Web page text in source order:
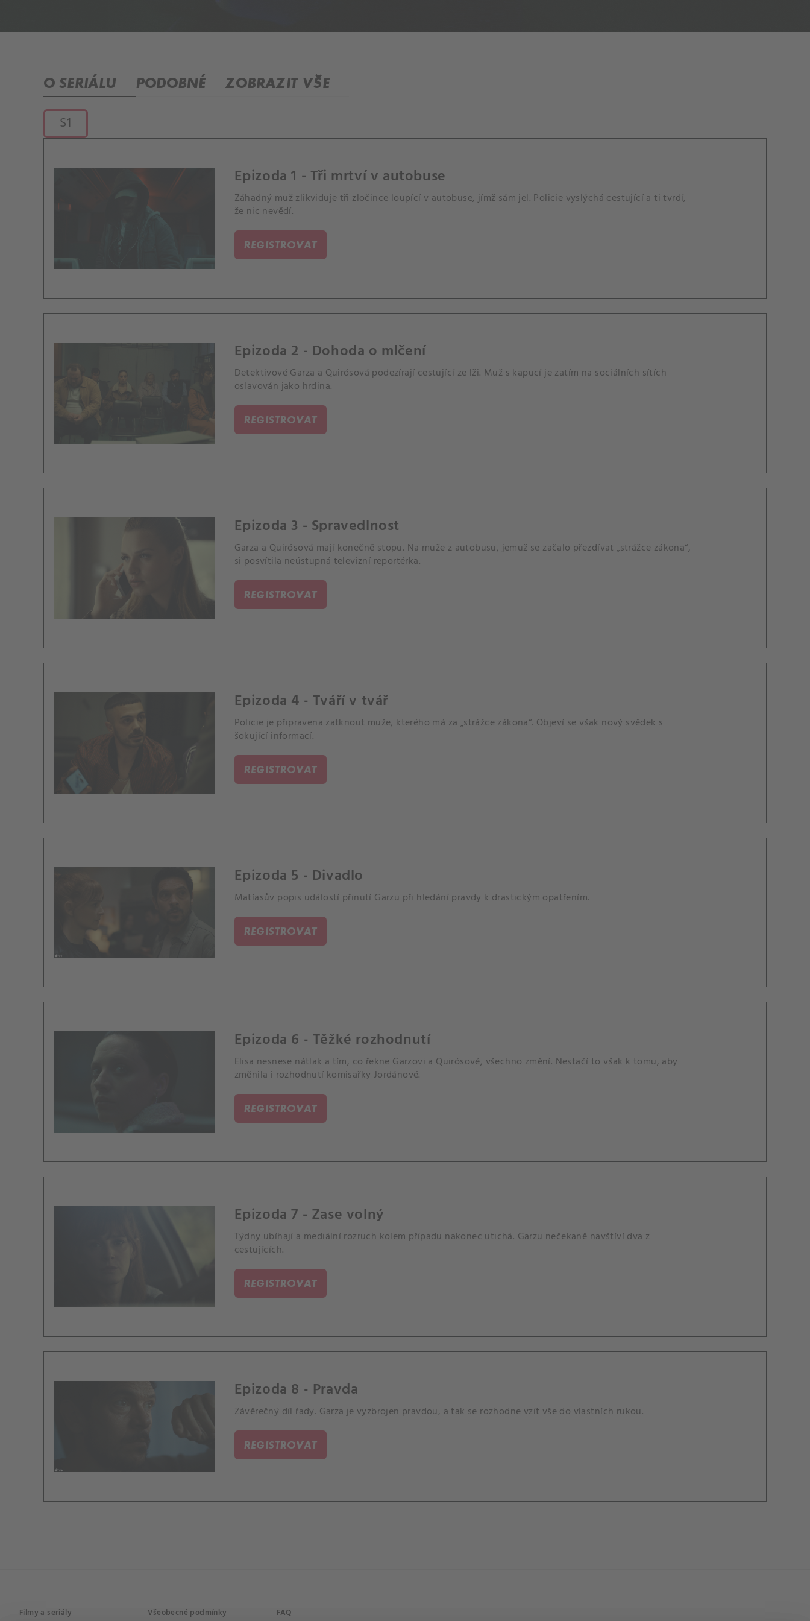
O SERIÁLU PODOBNÉ ZOBRAZIT VŠE
S1
Epizoda 1 - Tři mrtví v autobuse
Záhadný muž zlikviduje tři zločince loupící v autobuse, jímž sám jel. Policie vyslýchá cestující a ti tvrdí,
že nic nevědí.
REGISTROVAT
Epizoda 2 - Dohoda o mlčení
Detektivové Garza a Quirósová podezírají cestující ze lži. Muž s kapucí je zatím na sociálních sítích
oslavován jako hrdina.
REGISTROVAT
Epizoda 3 - Spravedlnost
Garza a Quirósová mají konečně stopu. Na muže z autobusu, jemuž se začalo přezdívat „strážce zákona“,
si posvítila neústupná televizní reportérka.
REGISTROVAT
Epizoda 4 - Tváří v tvář
Policie je připravena zatknout muže, kterého má za „strážce zákona“. Objeví se však nový svědek s
šokující informací.
REGISTROVAT
Epizoda 5 - Divadlo
Matíasův popis událostí přinutí Garzu při hledání pravdy k drastickým opatřením.
REGISTROVAT
Epizoda 6 - Těžké rozhodnutí
Elisa nesnese nátlak a tím, co řekne Garzovi a Quirósové, všechno změní. Nestačí to však k tomu, aby
změnila i rozhodnutí komisařky Jordánové.
REGISTROVAT
Epizoda 7 - Zase volný
Týdny ubíhají a mediální rozruch kolem případu nakonec utichá. Garzu nečekaně navštíví dva z
cestujících.
REGISTROVAT
Epizoda 8 - Pravda
Závěrečný díl řady. Garza je vyzbrojen pravdou, a tak se rozhodne vzít vše do vlastních rukou.
REGISTROVAT
Filmy a seriály Všeobecné podmínky FAQ